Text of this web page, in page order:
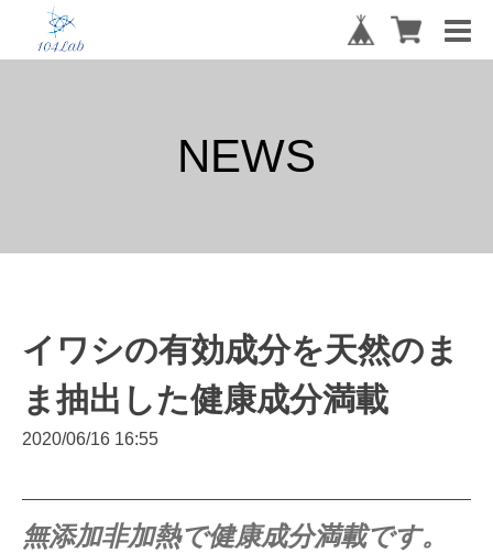
NEWS
イワシの有効成分を天然のま
ま抽出した健康成分満載
2020/06/16 16:55
無添加非加熱で健康成分満載です。